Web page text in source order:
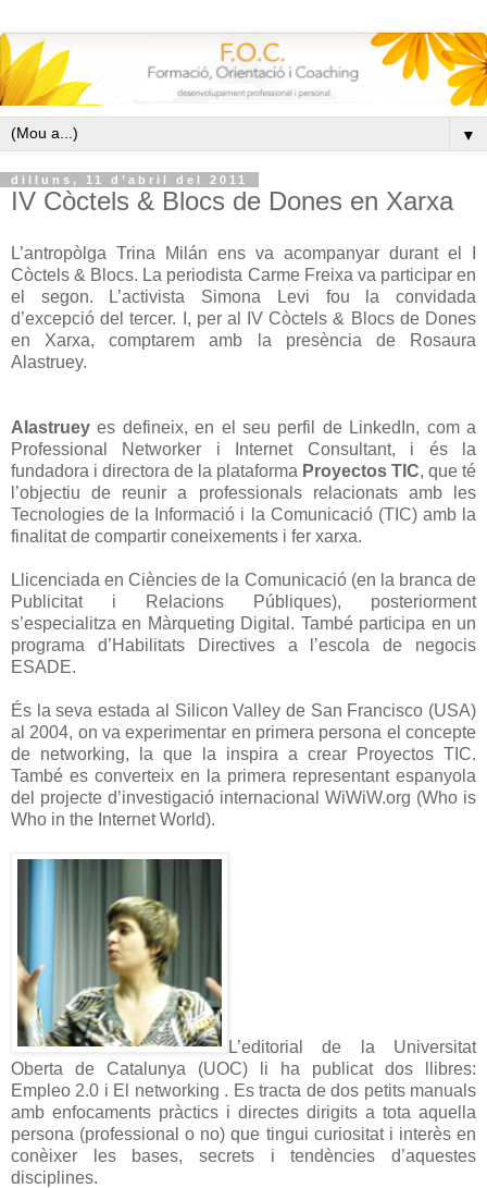
▼
dilluns, 11 d’abril del 2011
IV Còctels & Blocs de Dones en Xarxa
L’antropòlga Trina Milán ens va acompanyar durant el I
Còctels & Blocs. La periodista Carme Freixa va participar en
el segon. L’activista Simona Levi fou la convidada
d’excepció del tercer. I, per al IV Còctels & Blocs de Dones
en Xarxa, comptarem amb la presència de Rosaura
Alastruey.
Alastrueyes defineix, en el seu perfil de LinkedIn, com a
Professional Networker i Internet Consultant, i és la
fundadora i directora de la plataforma Proyectos TIC, que té
l’objectiu de reunir a professionals relacionats amb les
Tecnologies de la Informació i la Comunicació (TIC) amb la
finalitat de compartir coneixements i fer xarxa.
Llicenciada en Ciències de la Comunicació (en la branca de
Publicitat i Relacions Públiques), posteriorment
s’especialitza en Màrqueting Digital. També participa en un
programa d’Habilitats Directives a l’escola de negocis
ESADE.
És la seva estada al Silicon Valley de San Francisco (USA)
al 2004, on va experimentar en primera persona el concepte
de networking, la que la inspira a crear Proyectos TIC.
També es converteix en la primera representant espanyola
del projecte d’investigació internacional WiWiW.org (Who is
Who in the Internet World).
L’editorial de la Universitat
Oberta de Catalunya (UOC) li ha publicat dos llibres:
Empleo 2.0 i El networking . Es tracta de dos petits manuals
amb enfocaments pràctics i directes dirigits a tota aquella
persona (professional o no) que tingui curiositat i interès en
conèixer les bases, secrets i tendències d’aquestes
disciplines.